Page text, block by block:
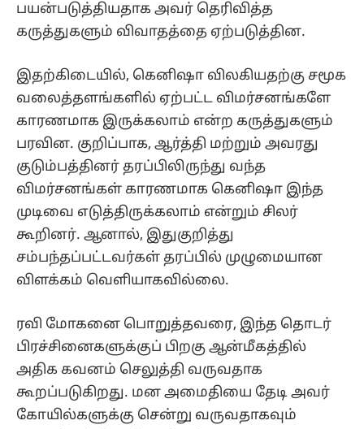
பயன்படுத்தியதாக அவர் தெரிவித்த
கருத்துகளும் விவாதத்தை ஏற்படுத்தின.
இதற்கிடையில், கெனிஷா விலகியதற்கு சமூக
வலைத்தளங்களில் ஏற்பட்ட விமர்சனங்களே
காரணமாக இருக்கலாம் என்ற கருத்துகளும்
பரவின. குறிப்பாக, ஆர்த்தி மற்றும் அவரது
குடும்பத்தினர் தரப்பிலிருந்து வந்த
விமர்சனங்கள் காரணமாக கெனிஷா இந்த
முடிவை எடுத்திருக்கலாம் என்றும் சிலர்
கூறினர். ஆனால், இதுகுறித்து
சம்பந்தப்பட்டவர்கள் தரப்பில் முழுமையான
விளக்கம் வெளியாகவில்லை.
ரவி மோகனை பொறுத்தவரை, இந்த தொடர்
பிரச்சினைகளுக்குப் பிறகு ஆன்மீகத்தில்
அதிக கவனம் செலுத்தி வருவதாக
கூறப்படுகிறது. மன அமைதியை தேடி அவர்
கோயில்களுக்கு சென்று வருவதாகவும்